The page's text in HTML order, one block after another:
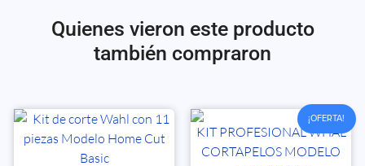
Quienes vieron este producto
también compraron
¡OFERTA!